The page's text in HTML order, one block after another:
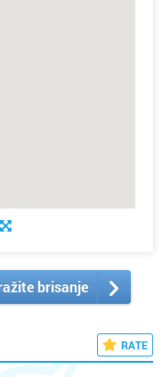
brisanje
RATE